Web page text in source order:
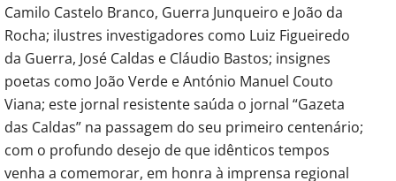
Camilo Castelo Branco, Guerra Junqueiro e João da
Rocha; ilustres investigadores como Luiz Figueiredo
da Guerra, José Caldas e Cláudio Bastos; insignes
poetas como João Verde e António Manuel Couto
Viana; este jornal resistente saúda o jornal “Gazeta
das Caldas” na passagem do seu primeiro centenário;
com o profundo desejo de que idênticos tempos
venha a comemorar, em honra à imprensa regional